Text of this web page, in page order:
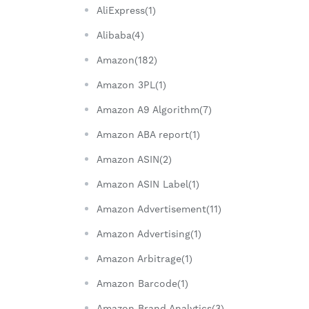
AliExpress(1)
Alibaba(4)
Amazon(182)
Amazon 3PL(1)
Amazon A9 Algorithm(7)
Amazon ABA report(1)
Amazon ASIN(2)
Amazon ASIN Label(1)
Amazon Advertisement(11)
Amazon Advertising(1)
Amazon Arbitrage(1)
Amazon Barcode(1)